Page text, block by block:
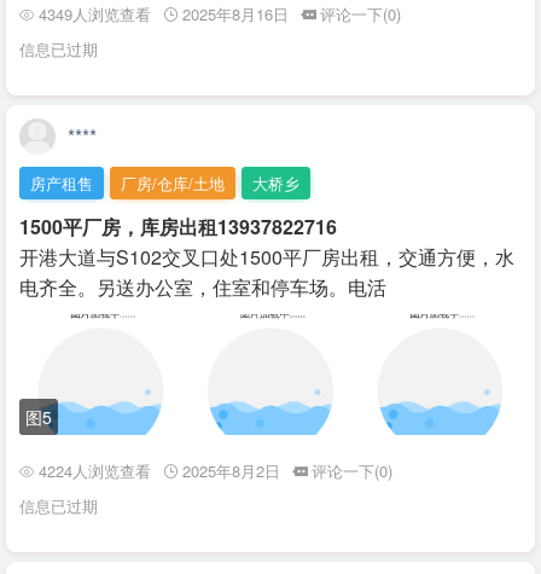
4349人浏览查看 2025年8月16日
评论一下(0)
信息已过期
****
房产租售 厂房/仓库/土地 大桥乡
1500平厂房，库房出租13937822716
开港大道与S102交叉口处1500平厂房出租，交通方便，水
电齐全。另送办公室，住室和停车场。电活
图5
4224人浏览查看 2025年8月2日
评论一下(0)
信息已过期